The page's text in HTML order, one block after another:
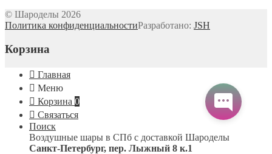
© Шароделы 2026
Политика конфиденциальностиРазработано: JSH
Корзина
Главная
Меню
Корзина 0
Связаться
Поиск
Воздушные шары в СПб с доставкой Шароделы
Санкт-Петербург, пер. Лыжный 8 к.1